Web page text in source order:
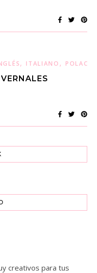
, ITALIANO , POLACO
creativos para tus